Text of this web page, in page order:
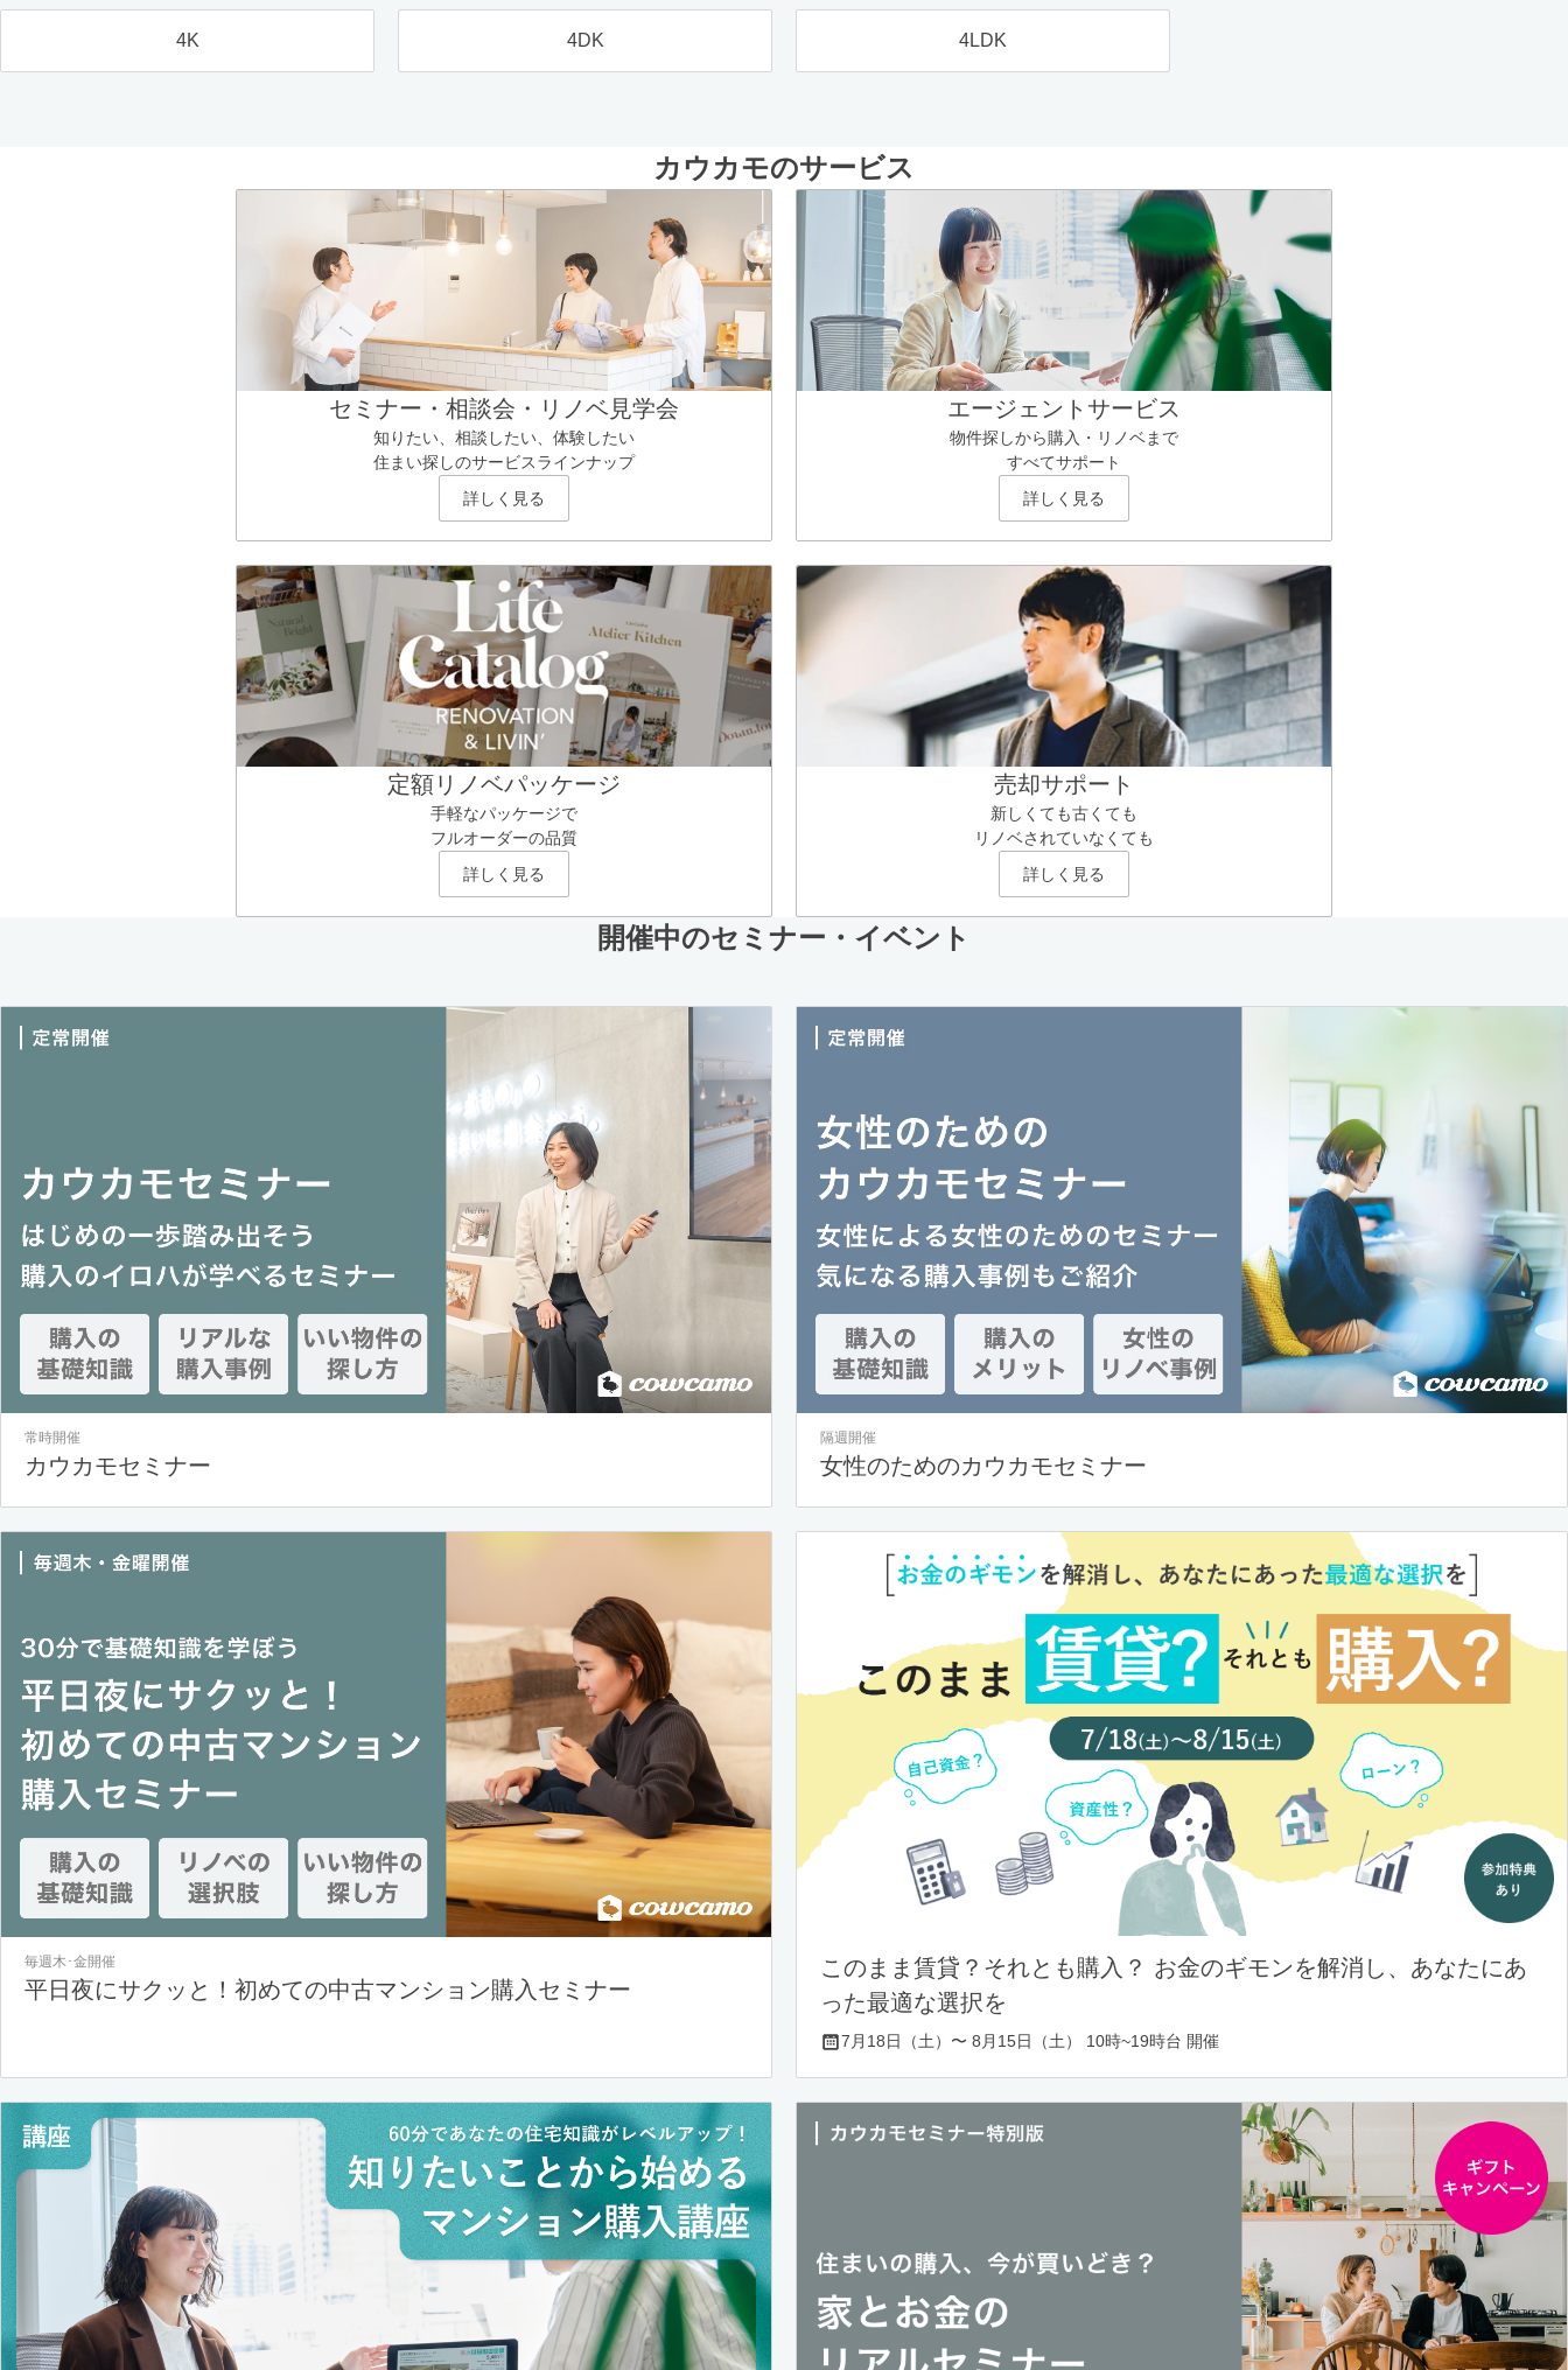
4K 4DK 4LDK
カウカモのサービス
セミナー・相談会・リノベ見学会
知りたい、相談したい、体験したい
住まい探しのサービスラインナップ
詳しく見る
エージェントサービス
物件探しから購入・リノベまで
すべてサポート
詳しく見る
定額リノベパッケージ
手軽なパッケージで
フルオーダーの品質
詳しく見る
売却サポート
新しくても古くても
リノベされていなくても
詳しく見る
開催中のセミナー・イベント
常時開催
カウカモセミナー
隔週開催
女性のためのカウカモセミナー
毎週木･金開催
平日夜にサクッと！初めての中古マンション購入セミナー
このまま賃貸？それとも購入？ お金のギモンを解消し、あなたにあ
った最適な選択を
7月18日（土）〜 8月15日（土） 10時~19時台 開催